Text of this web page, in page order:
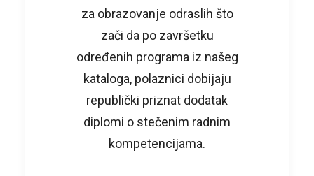
za obrazovanje odraslih što
zači da po završetku
određenih programa iz našeg
kataloga, polaznici dobijaju
republički priznat dodatak
diplomi o stečenim radnim
kompetencijama.